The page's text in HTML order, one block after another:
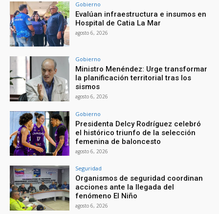
Gobierno
Evalúan infraestructura e insumos en
Hospital de Catia La Mar
agosto 6, 2026
Gobierno
Ministro Menéndez: Urge transformar
la planificación territorial tras los
sismos
agosto 6, 2026
Gobierno
Presidenta Delcy Rodríguez celebró
el histórico triunfo de la selección
femenina de baloncesto
agosto 6, 2026
Seguridad
Organismos de seguridad coordinan
acciones ante la llegada del
fenómeno El Niño
agosto 6, 2026